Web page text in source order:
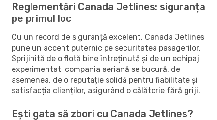
Reglementări Canada Jetlines: siguranța
pe primul loc
Cu un record de siguranță excelent, Canada Jetlines
pune un accent puternic pe securitatea pasagerilor.
Sprijinită de o flotă bine întreținută și de un echipaj
experimentat, compania aeriană se bucură, de
asemenea, de o reputație solidă pentru fiabilitate și
satisfacția clienților, asigurând o călătorie fără griji.
Ești gata să zbori cu Canada Jetlines?